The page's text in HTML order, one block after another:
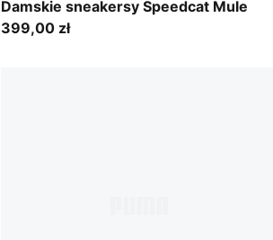
Damskie sneakersy Speedcat Mule
Burgundy-Haute Coffee
399,00 zł